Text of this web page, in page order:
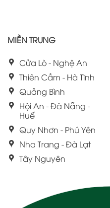
MIỀN TRUNG
Cửa Lò - Nghệ An
Thiên Cầm - Hà Tĩnh
Quảng Bình
Hội An - Đà Nẵng -
Huế
Quy Nhơn - Phú Yên
Nha Trang - Đà Lạt
Tây Nguyên